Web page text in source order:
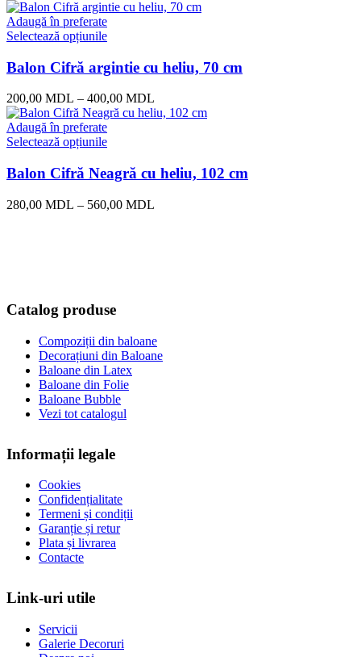
Adaugă în preferate
Selectează opțiunile
Balon Cifră argintie cu heliu, 70 cm
200,00 MDL – 400,00 MDL
Adaugă în preferate
Selectează opțiunile
Balon Cifră Neagră cu heliu, 102 cm
280,00 MDL – 560,00 MDL
Catalog produse
Compoziții din baloane
Decorațiuni din Baloane
Baloane din Latex
Baloane din Folie
Baloane Bubble
Vezi tot catalogul
Informații legale
Cookies
Confidențialitate
Termeni și condiții
Garanție și retur
Plata și livrarea
Contacte
Link-uri utile
Servicii
Galerie Decoruri